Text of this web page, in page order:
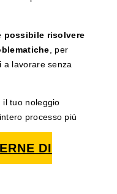
possibile risolvere
, per
a lavorare senza
il tuo noleggio
processo più
DI